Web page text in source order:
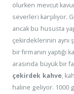
olurken mevcut
severleri karşılıyor.
ancak bu hususta
çekirdeklerinin aynı
bir firmanın yaptığı
arasında büyük bir
çekirdek kahve,
haline geliyor. 1000